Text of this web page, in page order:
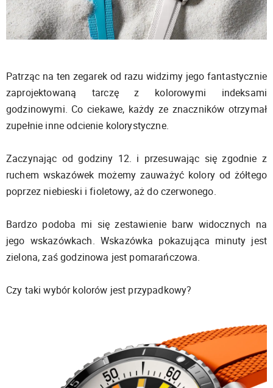
Patrząc na ten zegarek od razu widzimy jego fantastycznie
zaprojektowaną tarczę z kolorowymi indeksami
godzinowymi. Co ciekawe, każdy ze znaczników otrzymał
zupełnie inne odcienie kolorystyczne.
Zaczynając od godziny 12. i przesuwając się zgodnie z
ruchem wskazówek możemy zauważyć kolory od żółtego
poprzez niebieski i fioletowy, aż do czerwonego.
Bardzo podoba mi się zestawienie barw widocznych na
jego wskazówkach. Wskazówka pokazująca minuty jest
zielona, zaś godzinowa jest pomarańczowa.
Czy taki wybór kolorów jest przypadkowy?